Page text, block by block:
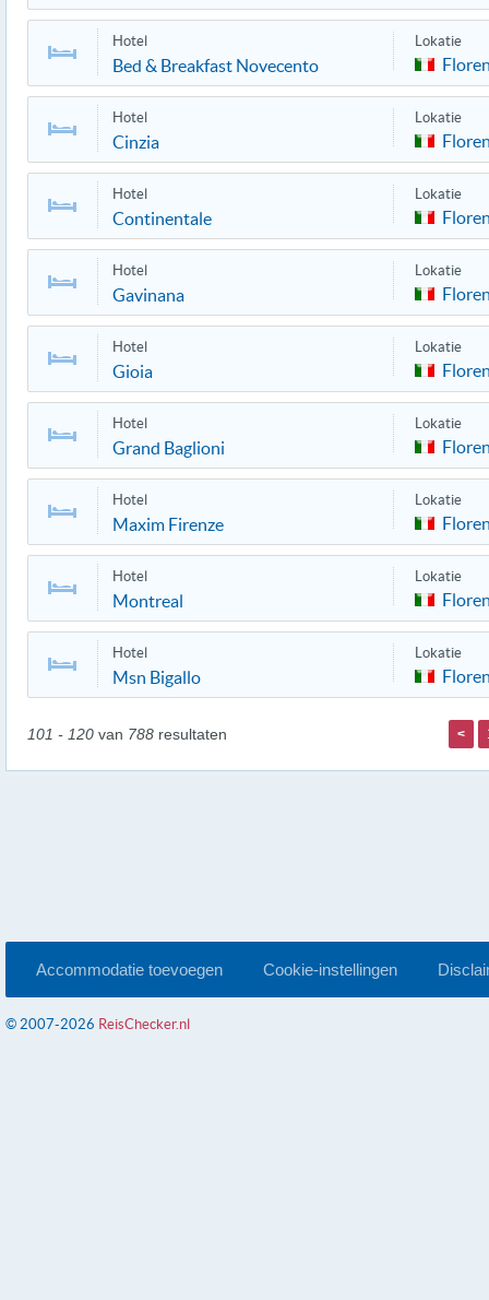
Hotel
Bed & Breakfast Novecento
Lokatie
Hotel
Cinzia
Lokatie
Hotel
Continentale
Lokatie
Hotel
Gavinana
Lokatie
Hotel
Gioia
Lokatie
Hotel
Grand Baglioni
Lokatie
Hotel
Maxim Firenze
Lokatie
Hotel
Montreal
Lokatie
Hotel
Msn Bigallo
Lokatie
101 - 120 van 788 resultaten <
Accommodatie toevoegen Cookie-instellingen
© 2007-2026 ReisChecker.nl